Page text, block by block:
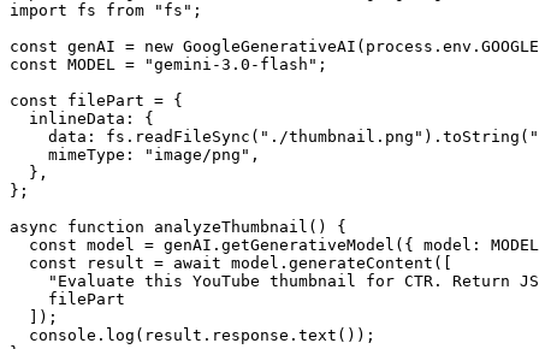
import fs from "fs";
const genAI = new
const MODEL = "gemini-3.0-flash";
const filePart = {
  inlineData: {
data: fs.readFileSync("./
    mimeType: "image/png",
  },
};
async function analyzeThumbnail() {
const model = genAI.getGenerativeModel({ model:
  const result = await model.generateContent([
"Evaluate this YouTube thumbnail for CTR. Return
    filePart
  ]);
  console.log(result.response.text());